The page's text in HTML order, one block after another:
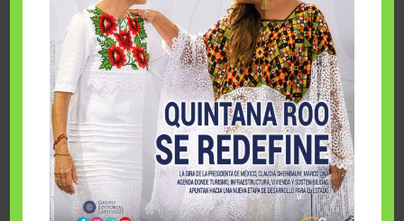
Fairmont Mayakoba y Make-A-Wish México unieron
esfuerzos para hacer realidad el deseo de una …